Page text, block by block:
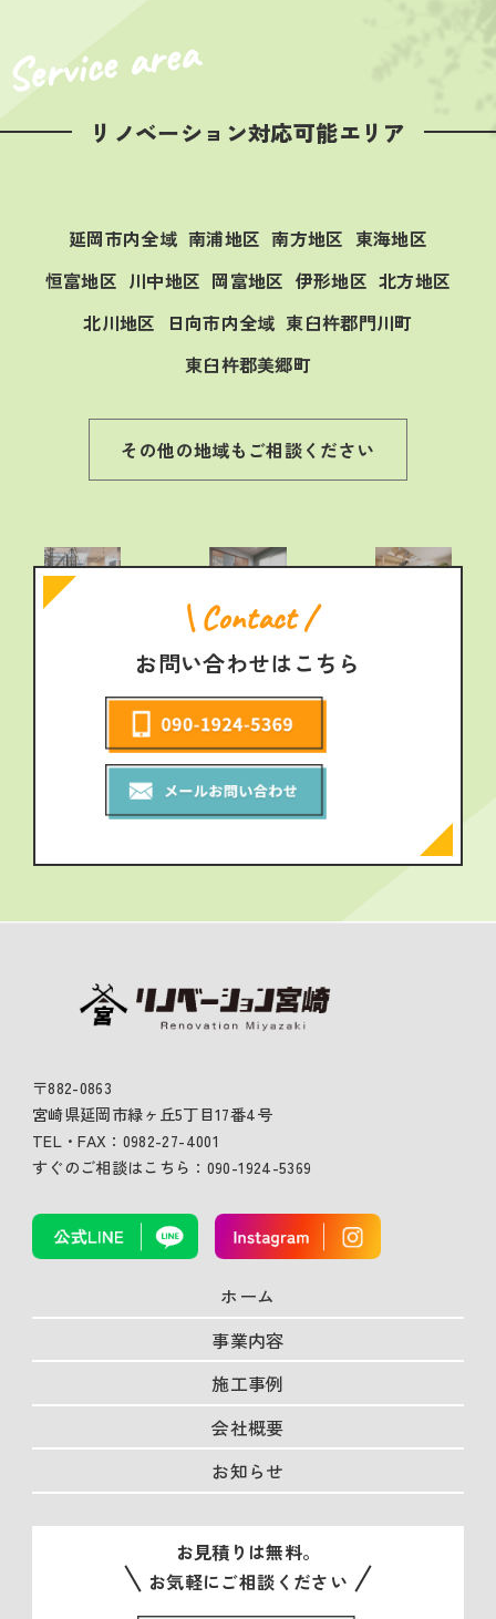
Service area
リノベーション対応可能エリア
延岡市内全域 南浦地区 南方地区 東海地区
恒富地区 川中地区 岡富地区 伊形地区 北方地区
北川地区
日向市内全域 東臼杵郡門川町
東臼杵郡美郷町
その他の地域もご相談ください
\ Contact /
お問い合わせはこちら
〒882-0863
宮崎県延岡市緑ヶ丘5丁目17番4号
TEL・FAX：0982-27-4001
すぐのご相談はこちら：090-1924-5369
ホーム
事業内容
施工事例
会社概要
お知らせ
お見積りは無料。
お気軽にご相談ください